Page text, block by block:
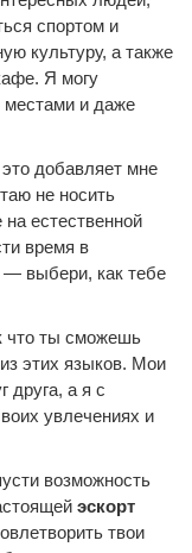
спортом и
культуру, а также
Я могу
и даже
добавляет мне
не носить
естественной
время в
— выбери, как тебе
что ты сможешь
этих языков. Мои
друга, а я с
увлечениях и
возможность
эскорт
твои